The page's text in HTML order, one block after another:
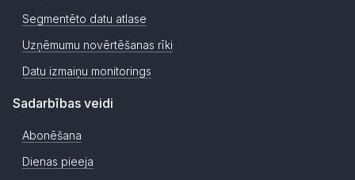
Segmentēto datu atlase
Uzņēmumu novērtēšanas rīki
Datu izmaiņu monitorings
Sadarbības veidi
Abonēšana
Dienas pieeja